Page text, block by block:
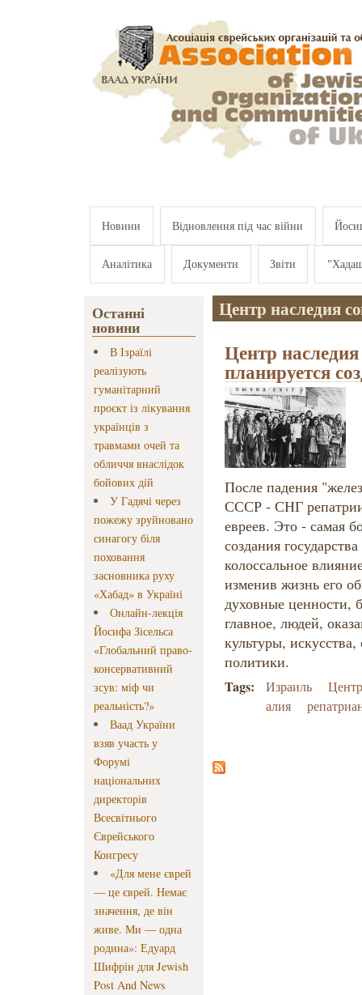
Новини Відновлення під час війни
Аналітика Документи Звіти
Останні
новини
В Ізраїлі
реалізують
гуманітарний
проєкт із лікування
українців з
травмами очей та
обличчя внаслідок
бойових дій
У Гадячі через
пожежу зруйновано
синагогу біля
поховання
засновника руху
«Хабад» в Україні
Онлайн-лекція
Йосифа Зісельса
«Глобальний право-
консервативний
зсув: міф чи
реальність?»
Ваад України
взяв участь у
Форумі
національних
директорів
Всесвітнього
Єврейського
Конгресу
«Для мене єврей
— це єврей. Немає
значення, де він
живе. Ми — одна
родина»: Едуард
Шифрін для Jewish
Post And News
Центр наследия
Центр наследия
планируется
После падения
СССР - СНГ
евреев. Это - самая
создания
колоссальное
изменив жизнь его
духовные ценности,
главное, людей,
культуры,
политики.
Tags: Израиль
алия